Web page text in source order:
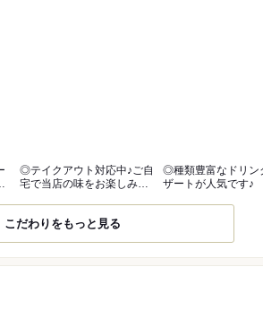
◎テイクアウト対応中♪ご自
宅で当店の味をお楽しみく
◎種類豊富なドリン
ザートが人気です♪
こだわりをもっと見る